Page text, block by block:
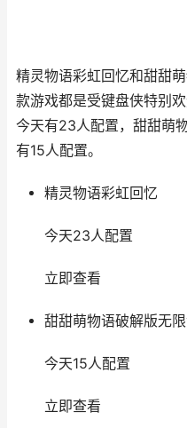
精灵物语彩虹回忆和甜甜
款游戏都是受键盘侠特别
今天有23人配置，甜甜萌
有15人配置。
精灵物语彩虹回忆
今天23人配置
立即查看
甜甜萌物语破解版无
今天15人配置
立即查看